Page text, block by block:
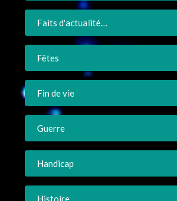
Faits d'actualité…
Fêtes
Fin de vie
Guerre
Handicap
Histoire